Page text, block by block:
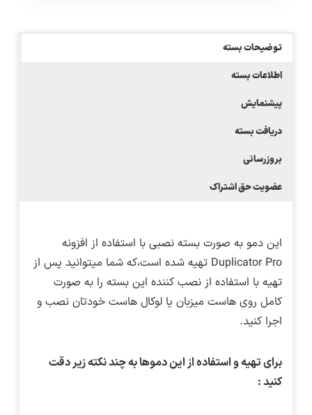
توضیحات بسته
اطلاعات بسته
پیشنمایش
دریافت بسته
بروزرسانی
عضویت حق اشتراک
این دمو به صورت بسته نصبی با استفاده از افزونه
Duplicator Pro تهیه شده است،که شما میتوانید پس از
تهیه با استفاده از نصب کننده این بسته را به صورت
کامل روی هاست میزبان یا لوکال هاست خودتان نصب و
اجرا کنید.
برای تهیه و استفاده از این دموها به چند نکته زیر دقت
کنید :